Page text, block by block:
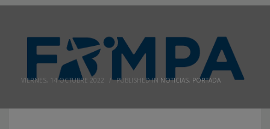
VIERNES, 14 OCTUBRE 2022 / PUBLISHED IN NOTICIAS PORTADA